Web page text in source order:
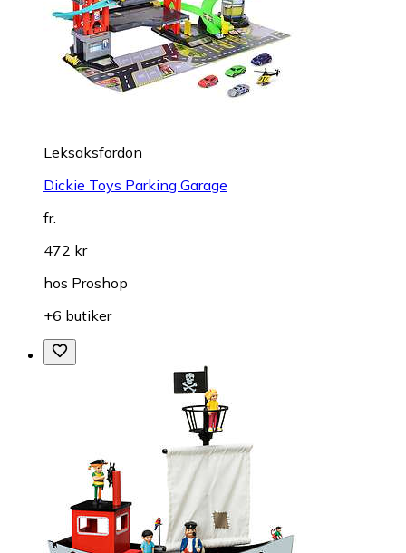
Leksaksfordon
Dickie Toys Parking Garage
fr.
472 kr
hos Proshop
+6 butiker